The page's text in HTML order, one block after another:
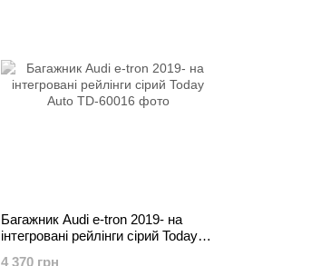
Багажник Audi e-tron 2019- на
інтегровані рейлінги сірий Today
4 370 грн